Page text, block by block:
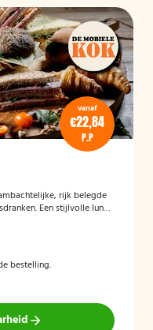
vanaf
€22,84
P.P
rijk belegde
Een stijlvolle lunch
bestelling.